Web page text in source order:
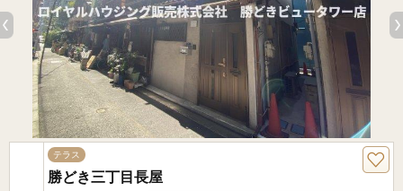
テラス
勝どき三丁目長屋